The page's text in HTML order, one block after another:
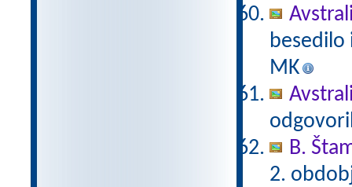
besedilo
MK
B.
2.